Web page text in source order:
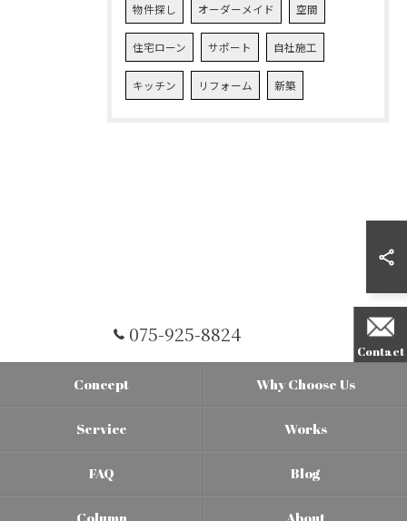
物件探し オーダーメイド 空間
住宅ローン サポート 自社施工
キッチン リフォーム 新築
075-925-8824
Contact
Concept Why Choose Us
Service Works
FAQ Blog
Column About